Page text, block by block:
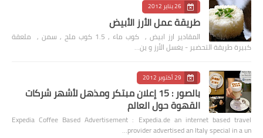
26 يناير 2012
طريقة عمل الأرز الأبيض
المقادير ارز ابيض , كوب ماء , 1.5 كوب ملح , سمن , ملعقة
كبيرة طريقة التحضير - يغسل الأرز و ين…
29 أكتوبر 2012
بالصور : 15 إعلان مبتكر ومذهل لأشهر شركات
القهوة حول العالم
Expedia Coffee Based Advertisement : Expedia.de an internet based travel
provider advertised an Italy special in a un…